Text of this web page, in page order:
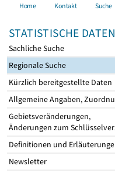
Home Kontakt Suche
STATISTISCHE DATEN
Sachliche Suche
Regionale Suche
Kürzlich bereitgestellte Daten
Allgemeine Angaben,
Gebietsveränderungen,
Änderungen zum
Definitionen und
Newsletter